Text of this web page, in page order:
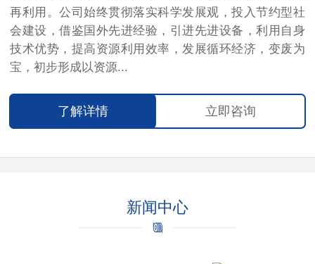
再利用。公司始终贯彻落实科学发展观，投入节约型社
会建设，借鉴国外先进经验，引进先进设备，利用自身
技术优势，提高资源利用效率，发展循环经济，变废为
宝，初步形成以资源...
了解详情 立即咨询
新闻中心